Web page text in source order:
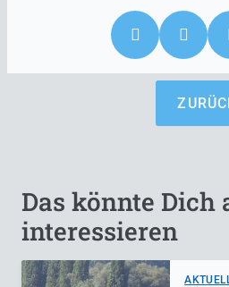
Das könnte Dich
interessieren